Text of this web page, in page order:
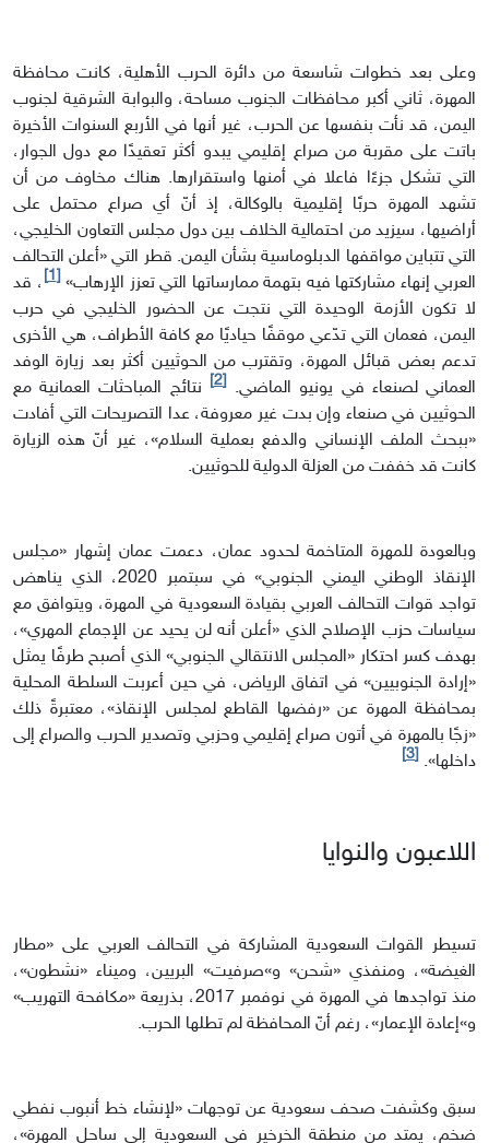
وعلى بعد خطوات شاسعة من دائرة الحرب الأهلية، كانت محافظة
المهرة، ثاني أكبر محافظات الجنوب مساحة، والبوابة الشرقية لجنوب
اليمن، قد نأت بنفسها عن الحرب، غير أنها في الأربع السنوات الأخيرة
باتت على مقربة من صراع إقليمي يبدو أكثر تعقيدًا مع دول الجوار،
التي تشكل جزءًا فاعلا في أمنها واستقرارها. هناك مخاوف من أن
تشهد المهرة حربًا إقليمية بالوكالة، إذ أنّ أي صراع محتمل على
أراضيها، سيزيد من احتمالية الخلاف بين دول مجلس التعاون الخليجي،
التي تتباين مواقفها الدبلوماسية بشأن اليمن. قطر التي «أعلن التحالف
العربي إنهاء مشاركتها فيه بتهمة ممارساتها التي تعزز الإرهاب»
، قد
لا تكون الأزمة الوحيدة التي نتجت عن الحضور الخليجي في حرب
اليمن، فعمان التي تدّعي موقفًا حياديًا مع كافة الأطراف، هي الأخرى
تدعم بعض قبائل المهرة، وتقترب من الحوثيين أكثر بعد زيارة الوفد
العماني لصنعاء في يونيو الماضي. [2]
نتائج المباحثات العمانية مع
الحوثيين في صنعاء وإن بدت غير معروفة، عدا التصريحات التي أفادت
«ببحث الملف الإنساني والدفع بعملية السلام»، غير أنّ هذه الزيارة
كانت قد خففت من العزلة الدولية للحوثيين.
وبالعودة للمهرة المتاخمة لحدود عمان، دعمت عمان إشهار «مجلس
الإنقاذ الوطني اليمني الجنوبي» في سبتمبر 2020، الذي يناهض
تواجد قوات التحالف العربي بقيادة السعودية في المهرة، ويتوافق مع
سياسات حزب الإصلاح الذي «أعلن أنه لن يحيد عن الإجماع المهري»،
بهدف كسر احتكار «المجلس الانتقالي الجنوبي» الذي أصبح طرفًا يمثل
«إرادة الجنوبيين» في اتفاق الرياض، في حين أعربت السلطة المحلية
بمحافظة المهرة عن «رفضها القاطع لمجلس الإنقاذ»، معتبرةً ذلك
«زجًا بالمهرة في أتون صراع إقليمي وحزبي وتصدير الحرب والصراع إلى
داخلها».
اللاعبون والنوايا
تسيطر القوات السعودية المشاركة في التحالف العربي على «مطار
الغيضة»، ومنفذي «شحن» و»صرفيت» البريين، وميناء «نشطون»،
منذ تواجدها في المهرة في نوفمبر 2017، بذريعة «مكافحة التهريب»
و»إعادة الإعمار»، رغم أنّ المحافظة لم تطلها الحرب.
سبق وكشفت صحف سعودية عن توجهات «لإنشاء خط أنبوب نفطي
ضخم، يمتد من منطقة الخرخير في السعودية إلى ساحل المهرة»،